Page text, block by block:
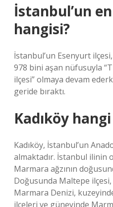
İstanbul’un
hangisi?
İstanbul’un Esenyurt
978 bini aşan nüfusuyla
ilçesi” olmaya devam
geride bıraktı.
Kadıköy
Kadıköy, İstanbul’un
almaktadır. İstanbul ilinin
Marmara ağzının
Doğusunda Maltepe ilçesi,
Marmara Denizi,
ilçeleri ve güneyinde